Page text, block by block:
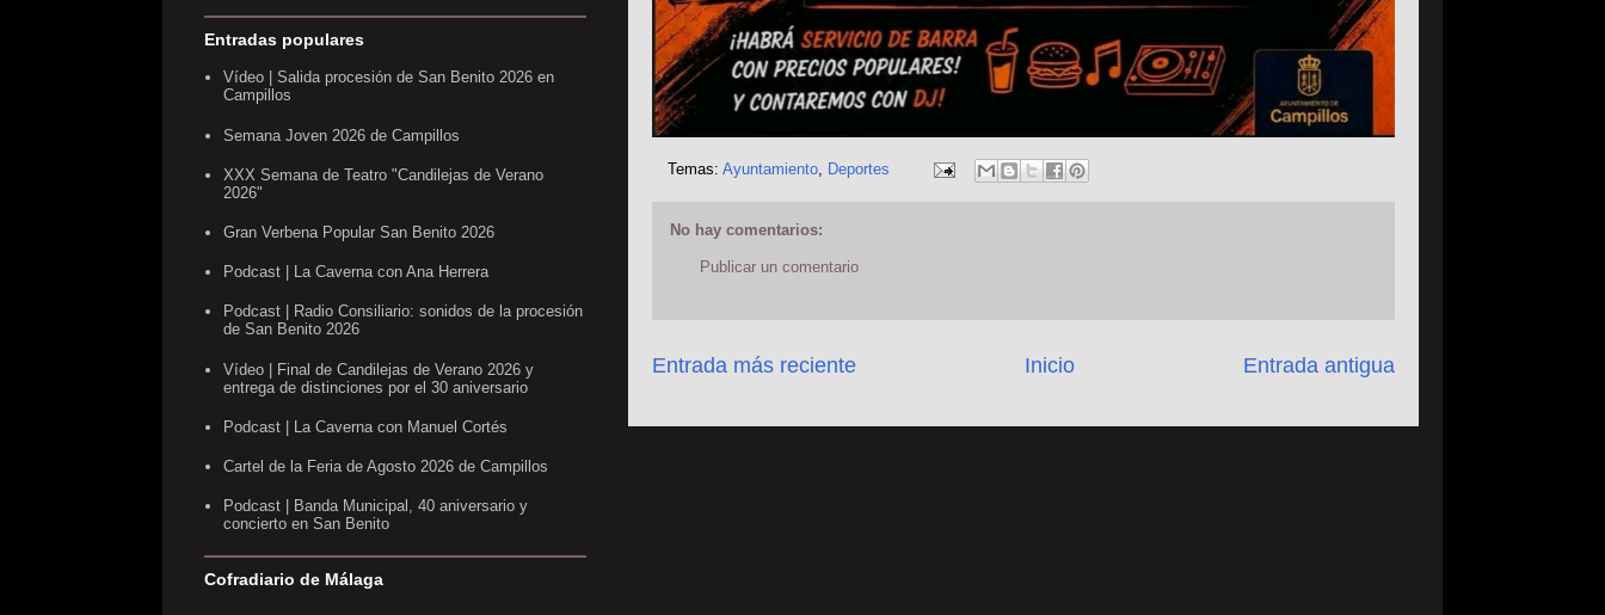
Temas: Ayuntamiento, Deportes
No hay comentarios:
Publicar un comentario
Entrada más reciente Entrada antigua
Inicio
Entradas populares
Vídeo | Salida procesión de San Benito 2026 en
Campillos
Semana Joven 2026 de Campillos
XXX Semana de Teatro "Candilejas de Verano
2026"
Gran Verbena Popular San Benito 2026
Podcast | La Caverna con Ana Herrera
Podcast | Radio Consiliario: sonidos de la procesión
de San Benito 2026
Vídeo | Final de Candilejas de Verano 2026 y
entrega de distinciones por el 30 aniversario
Podcast | La Caverna con Manuel Cortés
Cartel de la Feria de Agosto 2026 de Campillos
Podcast | Banda Municipal, 40 aniversario y
concierto en San Benito
Cofradiario de Málaga